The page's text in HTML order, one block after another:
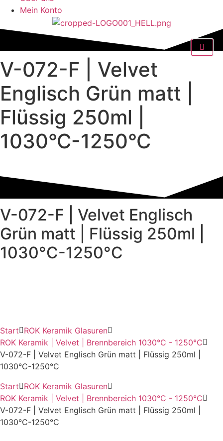
Mein Konto
V-072-F | Velvet
Englisch Grün matt |
Flüssig 250ml |
1030°C-1250°C
V-072-F | Velvet Englisch
Grün matt | Flüssig 250ml |
1030°C-1250°C
Start ROK Keramik Glasuren
ROK Keramik | Velvet | Brennbereich 1030°C - 1250°C
V-072-F | Velvet Englisch Grün matt | Flüssig 250ml |
1030°C-1250°C
Start ROK Keramik Glasuren
ROK Keramik | Velvet | Brennbereich 1030°C - 1250°C
V-072-F | Velvet Englisch Grün matt | Flüssig 250ml |
1030°C-1250°C